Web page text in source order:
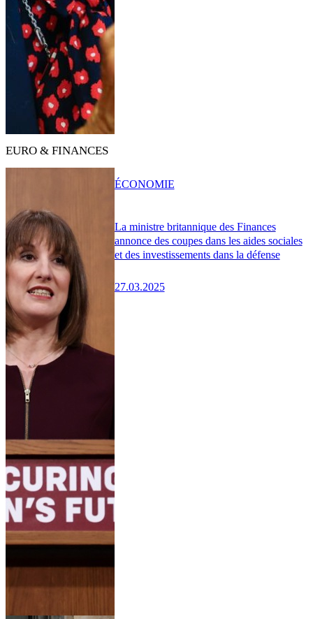
EURO & FINANCES
La ministre britannique des Finances
annonce des coupes dans les aides sociales
et des investissements dans la défense
27.03.2025
ÉCONOMIE